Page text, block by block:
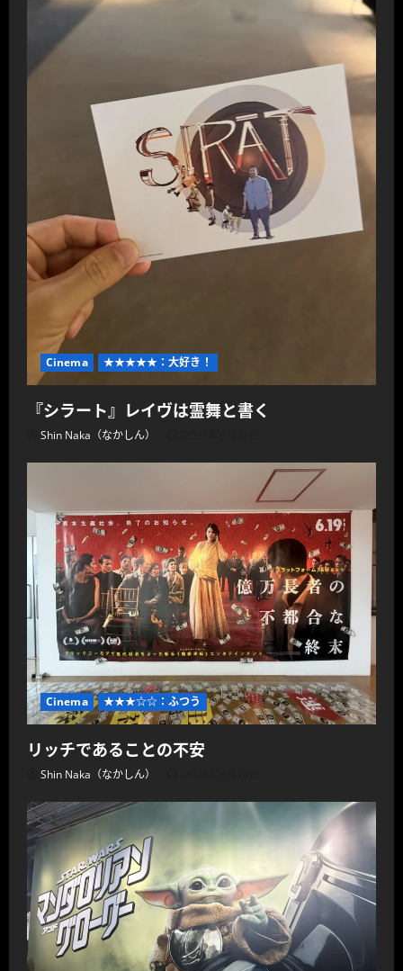
Cinema ★★★★★：大好き！
『シラート』レイヴは霊舞と書く
Shin Naka（なかしん）
Cinema ★★★☆☆：ふつう
リッチであることの不安
Shin Naka（なかしん）